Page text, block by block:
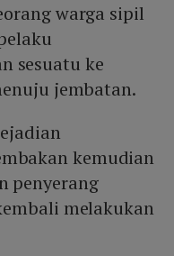
warga sipil
sesuatu ke
jembatan.
kemudian
penyerang
melakukan